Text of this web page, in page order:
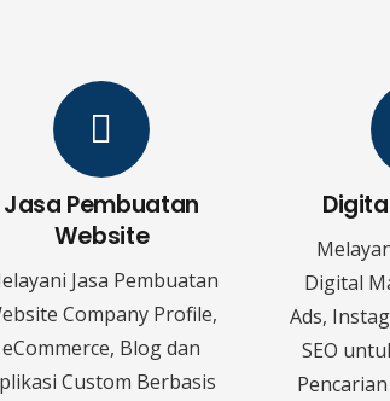
Jasa Pembuatan
Website
Jasa Pembuatan
Company Profile,
eCommerce, Blog dan
Custom Berbasis
Digital
Ads,
SEO